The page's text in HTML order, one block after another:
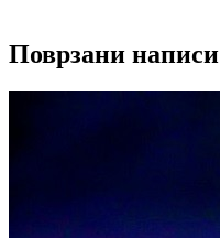
Поврзани написи